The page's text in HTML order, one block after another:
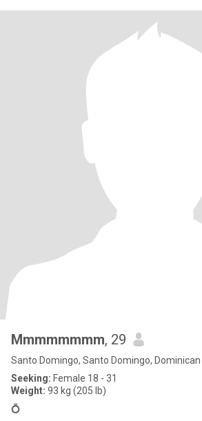
Mmmmmmmm, 29
Santo Domingo, Santo Domingo,
Seeking: Female 18 - 31
Weight: 93 kg (205 lb)
💍